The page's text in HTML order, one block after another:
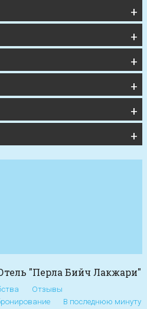
"Перла Бийч Лакжари"
Отзывы
В последнюю минуту